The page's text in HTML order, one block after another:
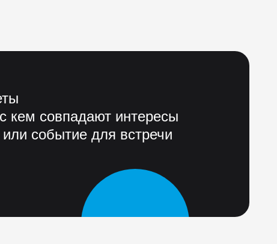
кем совпадают интересы
событие для встречи